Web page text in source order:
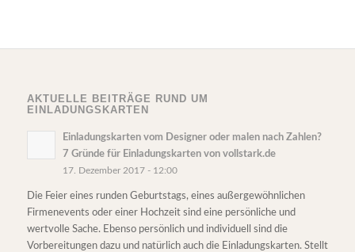
AKTUELLE BEITRÄGE RUND UM
EINLADUNGSKARTEN
Einladungskarten vom Designer oder malen nach Zahlen?
7 Gründe für Einladungskarten von vollstark.de
17. Dezember 2017 - 12:00
Die Feier eines runden Geburtstags, eines außergewöhnlichen
Firmenevents oder einer Hochzeit sind eine persönliche und
wertvolle Sache. Ebenso persönlich und individuell sind die
Vorbereitungen dazu und natürlich auch die Einladungskarten. Stellt